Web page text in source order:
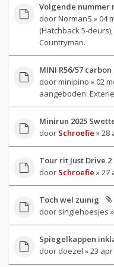
Volgende nummer
doorNormanS » 04
(Hatchback 5-deurs),
Countryman.
MINI R56/57
doorminipino » 02
aangeboden:
Minirun 2025
door Schroefie » 28
Tour rit Just Drive 2
door Schroefie » 27
Toch wel zuinig
door singlehoesjes
Spiegelkappen
door doezel » 23 apr